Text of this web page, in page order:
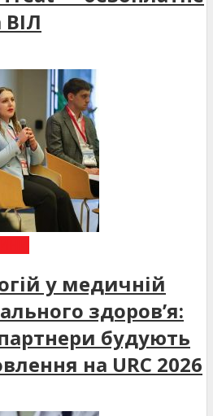
у медичній
здоров’я:
будують
на URC 2026